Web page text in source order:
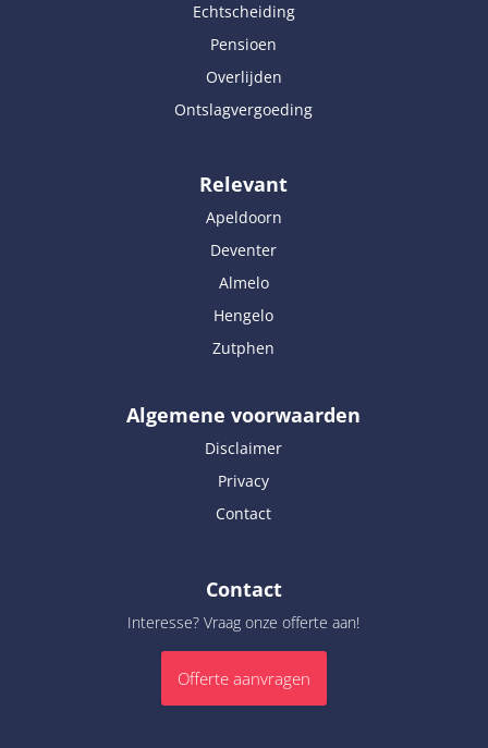
Echtscheiding
Pensioen
Overlijden
Ontslagvergoeding
Relevant
Apeldoorn
Deventer
Almelo
Hengelo
Zutphen
Algemene voorwaarden
Disclaimer
Privacy
Contact
Contact
Interesse? Vraag onze offerte aan!
Offerte aanvragen